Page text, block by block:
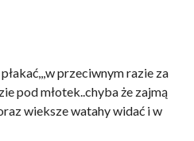
przeciwnym razie za
pod młotek..chyba że zajmą
wieksze watahy widać i w